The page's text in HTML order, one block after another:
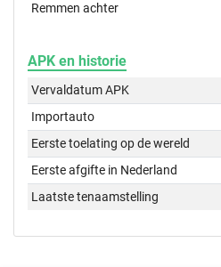
Remmen achter
APK en historie
Vervaldatum APK
Importauto
Eerste toelating op de wereld
Eerste afgifte in Nederland
Laatste tenaamstelling